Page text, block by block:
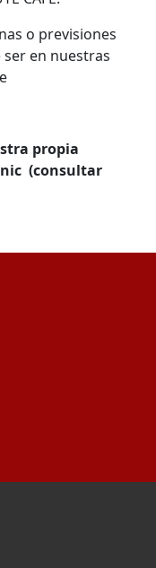
o previsiones
en nuestras
propia
(consultar